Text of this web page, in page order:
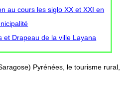
au cours les siglo XX et XXI en
et Drapeau de la ville Layana
Pyrénées, le tourisme rural,